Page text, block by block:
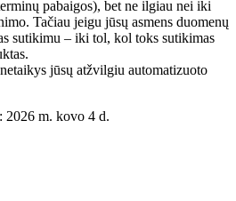
pabaigos), bet ne ilgiau nei iki
Tačiau jeigu jūsų asmens duomenų
sutikimu – iki tol, kol toks sutikimas
jūsų atžvilgiu automatizuoto
2026 m. kovo 4 d.